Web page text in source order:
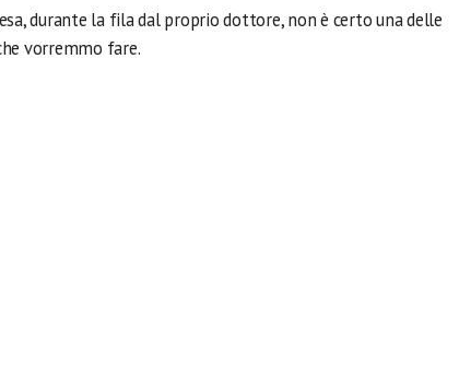
durante la fila dal proprio dottore, non è certo una delle
vorremmo fare.